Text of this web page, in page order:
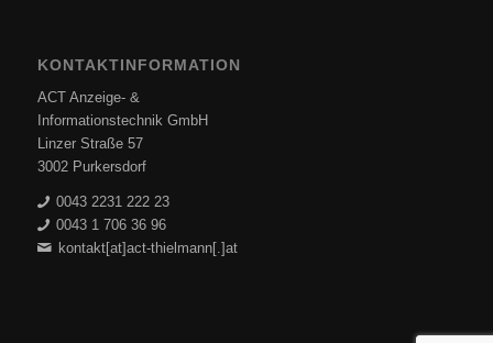
KONTAKTINFORMATION
ACT Anzeige- &
Informationstechnik GmbH
Linzer Straße 57
3002 Purkersdorf
0043 2231 222 23
0043 1 706 36 96
kontakt[at]act-thielmann[.]at